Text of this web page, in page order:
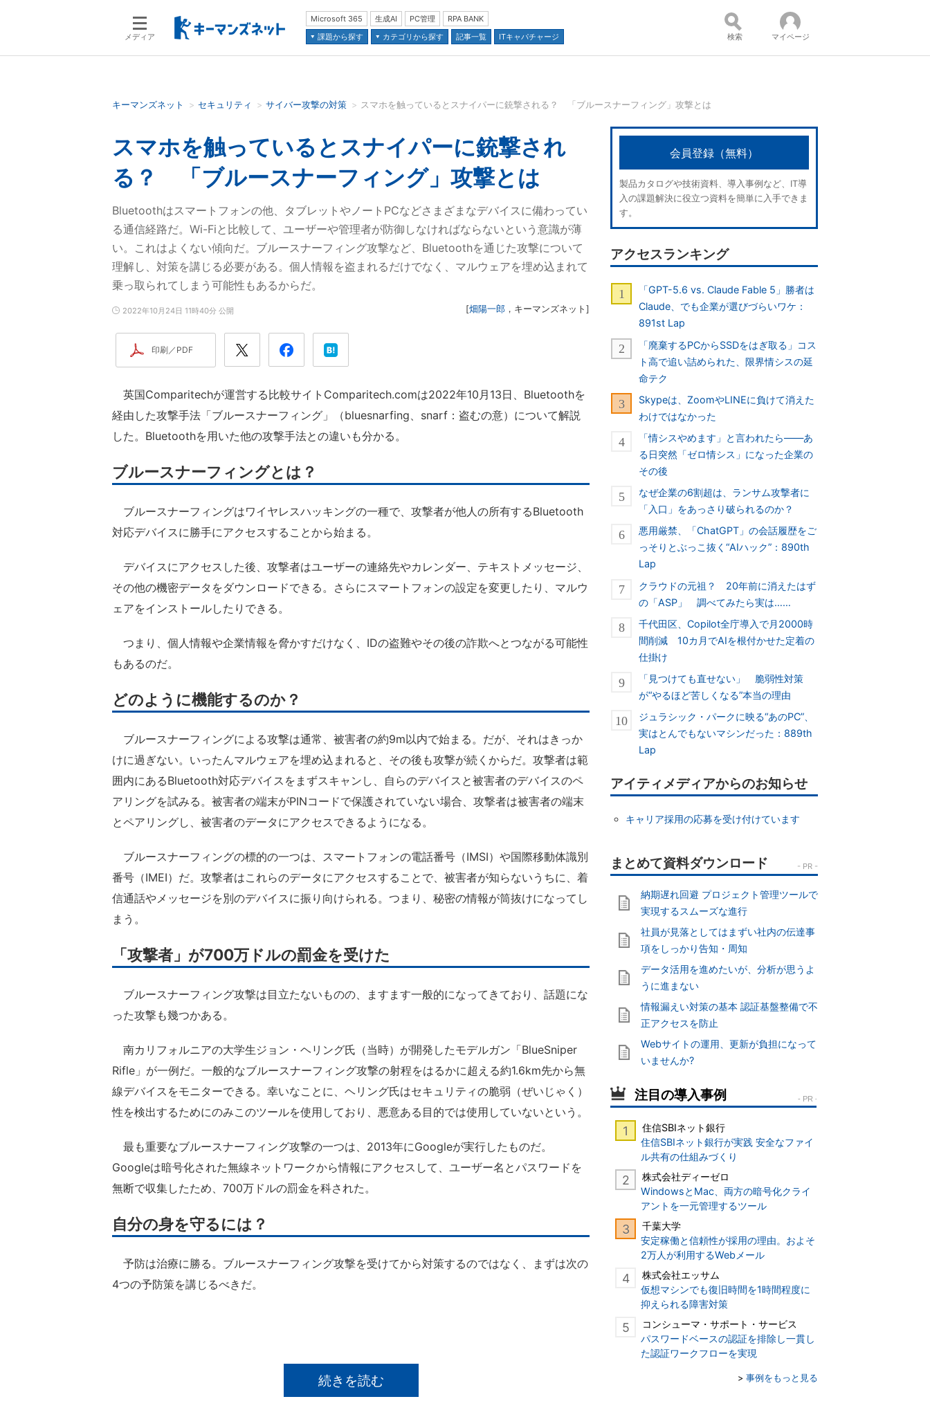
メディア
Microsoft 365 生成AI PC管理
RPA BANK
課題から探す
カテゴリから探す 記事一覧 ITキャパチャージ
検索語を入力してください コンテンツ：
並び順：
検索 マイページ
キーマンズネット セキュリティ サイバー攻撃の対策 スマホを触っているとスナイパーに銃撃される？ 「ブルースナーフィング」攻撃とは
スマホを触っているとスナイパーに銃撃され
る？ 「ブルースナーフィング」攻撃とは
Bluetoothはスマートフォンの他、タブレットやノートPCなどさまざまなデバイスに備わってい
る通信経路だ。Wi-Fiと比較して、ユーザーや管理者が防御しなければならないという意識が薄
い。これはよくない傾向だ。ブルースナーフィング攻撃など、Bluetoothを通じた攻撃について
理解し、対策を講じる必要がある。個人情報を盗まれるだけでなく、マルウェアを埋め込まれて
乗っ取られてしまう可能性もあるからだ。
2022年10月24日 11時40分 公開 [畑陽一郎 ， キーマンズネット ]
印刷／PDF
英国Comparitechが運営する比較サイトComparitech.comは2022年10月13日、Bluetoothを
経由した攻撃手法「ブルースナーフィング」（bluesnarfing、snarf：盗むの意）について解説
した。Bluetoothを用いた他の攻撃手法との違いも分かる。
ブルースナーフィングとは？
ブルースナーフィングはワイヤレスハッキングの一種で、攻撃者が他人の所有するBluetooth
対応デバイスに勝手にアクセスすることから始まる。
デバイスにアクセスした後、攻撃者はユーザーの連絡先やカレンダー、テキストメッセージ、
その他の機密データをダウンロードできる。さらにスマートフォンの設定を変更したり、マルウ
ェアをインストールしたりできる。
つまり、個人情報や企業情報を脅かすだけなく、IDの盗難やその後の詐欺へとつながる可能性
もあるのだ。
どのように機能するのか？
ブルースナーフィングによる攻撃は通常、被害者の約9m以内で始まる。だが、それはきっか
けに過ぎない。いったんマルウェアを埋め込まれると、その後も攻撃が続くからだ。攻撃者は範
囲内にあるBluetooth対応デバイスをまずスキャンし、自らのデバイスと被害者のデバイスのペ
アリングを試みる。被害者の端末がPINコードで保護されていない場合、攻撃者は被害者の端末
とペアリングし、被害者のデータにアクセスできるようになる。
ブルースナーフィングの標的の一つは、スマートフォンの電話番号（IMSI）や国際移動体識別
番号（IMEI）だ。攻撃者はこれらのデータにアクセスすることで、被害者が知らないうちに、着
信通話やメッセージを別のデバイスに振り向けられる。つまり、秘密の情報が筒抜けになってし
まう。
「攻撃者」が700万ドルの罰金を受けた
ブルースナーフィング攻撃は目立たないものの、ますます一般的になってきており、話題にな
った攻撃も幾つかある。
南カリフォルニアの大学生ジョン・ヘリング氏（当時）が開発したモデルガン「BlueSniper
Rifle」が一例だ。一般的なブルースナーフィング攻撃の射程をはるかに超える約1.6km先から無
線デバイスをモニターできる。幸いなことに、ヘリング氏はセキュリティの脆弱（ぜいじゃく）
性を検出するためにのみこのツールを使用しており、悪意ある目的では使用していないという。
最も重要なブルースナーフィング攻撃の一つは、2013年にGoogleが実行したものだ。
Googleは暗号化された無線ネットワークから情報にアクセスして、ユーザー名とパスワードを
無断で収集したため、700万ドルの罰金を科された。
自分の身を守るには？
予防は治療に勝る。ブルースナーフィング攻撃を受けてから対策するのではなく、まずは次の
4つの予防策を講じるべきだ。
続きを読む
会員登録（無料）
製品カタログや技術資料、導入事例など、IT導
入の課題解決に役立つ資料を簡単に入手できま
す。
アクセスランキング
「GPT-5.6 vs. Claude Fable 5」勝者は
Claude、でも企業が選びづらいワケ：
891st Lap
「廃棄するPCからSSDをはぎ取る」コス
ト高で追い詰められた、限界情シスの延
命テク
Skypeは、ZoomやLINEに負けて消えた
わけではなかった
「情シスやめます」と言われたら――あ
る日突然「ゼロ情シス」になった企業の
その後
なぜ企業の6割超は、ランサム攻撃者に
「入口」をあっさり破られるのか？
悪用厳禁、「ChatGPT」の会話履歴をご
っそりとぶっこ抜く“AIハック”：890th
Lap
クラウドの元祖？ 20年前に消えたはず
の「ASP」 調べてみたら実は……
千代田区、Copilot全庁導入で月2000時
間削減 10カ月でAIを根付かせた定着の
仕掛け
「見つけても直せない」 脆弱性対策
が“やるほど苦しくなる”本当の理由
ジュラシック・パークに映る“あのPC”、
実はとんでもないマシンだった：889th
Lap
アイティメディアからのお知らせ
キャリア採用の応募を受け付けています
納期遅れ回避 プロジェクト管理ツールで
実現するスムーズな進行
社員が見落としてはまずい社内の伝達事
項をしっかり告知・周知
データ活用を進めたいが、分析が思うよ
うに進まない
情報漏えい対策の基本 認証基盤整備で不
正アクセスを防止
Webサイトの運用、更新が負担になって
いませんか?